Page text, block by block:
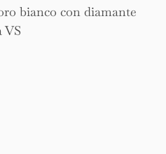
bianco con diamante
VS